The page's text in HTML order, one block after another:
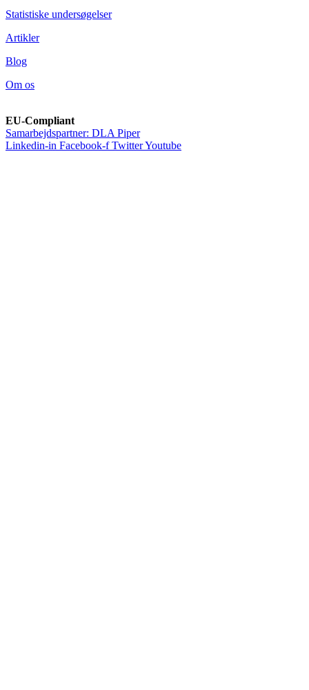
Statistiske undersøgelser
Artikler
Blog
Om os
EU-Compliant
Samarbejdspartner: DLA Piper
Linkedin-in Facebook-f TwitterYoutube